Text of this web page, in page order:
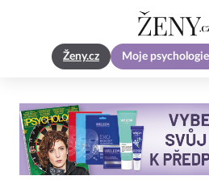
Ženy.cz Moje psychologie